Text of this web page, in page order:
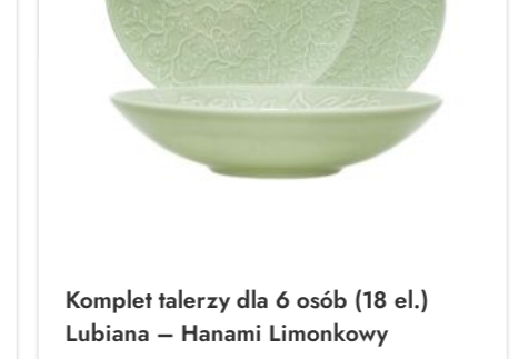
Komplet talerzy dla 6 osób (18 el.)
Lubiana – Hanami Limonkowy